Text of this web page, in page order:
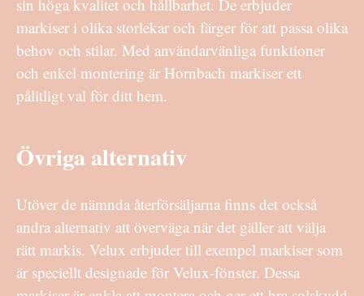
sin höga kvalitet och hållbarhet. De erbjuder
markiser i olika storlekar och färger för att passa olika
behov och stilar. Med användarvänliga funktioner
och enkel montering är Hornbach markiser ett
pålitligt val för ditt hem.
Övriga alternativ
Utöver de nämnda återförsäljarna finns det också
andra alternativ att överväga när det gäller att välja
rätt markis. Velux erbjuder till exempel markiser som
är speciellt designade för Velux-fönster. Dessa